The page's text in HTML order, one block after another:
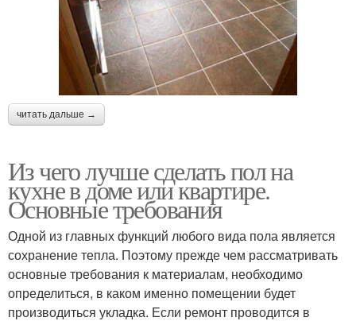
читать дальше →
Из чего лучше сделать пол на
кухне в доме или квартире.
Основные требования
Одной из главных функций любого вида пола является
сохранение тепла. Поэтому прежде чем рассматривать
основные требования к материалам, необходимо
определиться, в каком именно помещении будет
производиться укладка. Если ремонт проводится в